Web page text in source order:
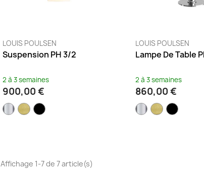
LOUIS POULSEN
Suspension PH 3/2
2 à 3 semaines
900,00 €
LOUIS POULSEN
Lampe De Table
2 à 3 semaines
860,00 €
Affichage 1-7 de 7 article(s)